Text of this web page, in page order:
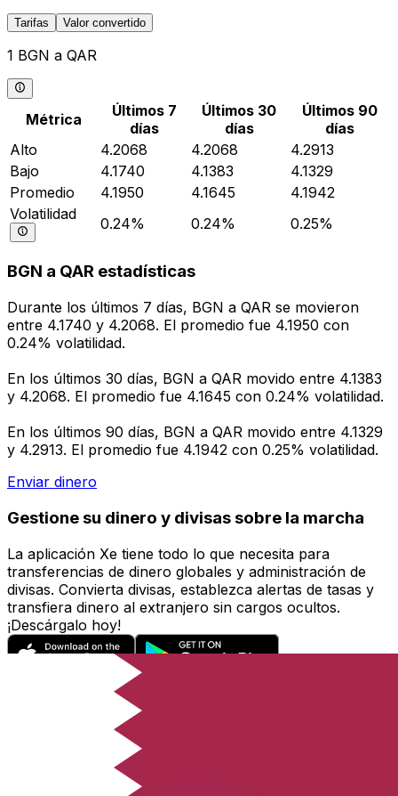
Tarifas Valor convertido
1 BGN a QAR
Métrica
Últimos 7
días
Últimos 30
días
Últimos 90
días
Alto
4.2068 4.2068
4.2913
Bajo
4.1740 4.1383
4.1329
Promedio
4.1950 4.1645
4.1942
Volatilidad
0.24% 0.24% 0.25%
BGN a QAR estadísticas
Durante los últimos 7 días, BGN a QAR se movieron
entre 4.1740 y 4.2068. El promedio fue 4.1950 con
0.24% volatilidad.
En los últimos 30 días, BGN a QAR movido entre 4.1383
y 4.2068. El promedio fue 4.1645 con 0.24% volatilidad.
En los últimos 90 días, BGN a QAR movido entre 4.1329
y 4.2913. El promedio fue 4.1942 con 0.25% volatilidad.
Enviar dinero
Gestione su dinero y divisas sobre la marcha
La aplicación Xe tiene todo lo que necesita para
transferencias de dinero globales y administración de
divisas. Convierta divisas, establezca alertas de tasas y
transfiera dinero al extranjero sin cargos ocultos.
¡Descárgalo hoy!